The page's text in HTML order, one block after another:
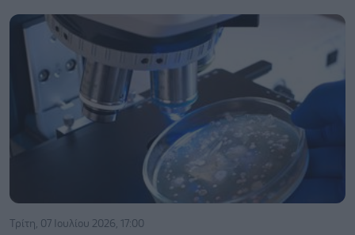
Τρίτη, 07 Ιουλίου 2026, 17:00